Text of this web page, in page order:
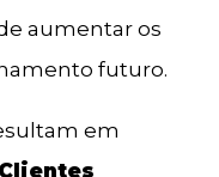
aumentar os
futuro.
em
Clientes